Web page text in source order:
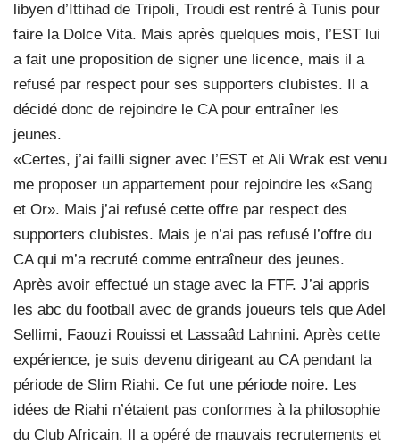
libyen d’Ittihad de Tripoli, Troudi est rentré à Tunis pour
faire la Dolce Vita. Mais après quelques mois, l’EST lui
a fait une proposition de signer une licence, mais il a
refusé par respect pour ses supporters clubistes. Il a
décidé donc de rejoindre le CA pour entraîner les
jeunes.
«Certes, j’ai failli signer avec l’EST et Ali Wrak est venu
me proposer un appartement pour rejoindre les «Sang
et Or». Mais j’ai refusé cette offre par respect des
supporters clubistes. Mais je n’ai pas refusé l’offre du
CA qui m’a recruté comme entraîneur des jeunes.
Après avoir effectué un stage avec la FTF. J’ai appris
les abc du football avec de grands joueurs tels que Adel
Sellimi, Faouzi Rouissi et Lassaâd Lahnini. Après cette
expérience, je suis devenu dirigeant au CA pendant la
période de Slim Riahi. Ce fut une période noire. Les
idées de Riahi n’étaient pas conformes à la philosophie
du Club Africain. Il a opéré de mauvais recrutements et